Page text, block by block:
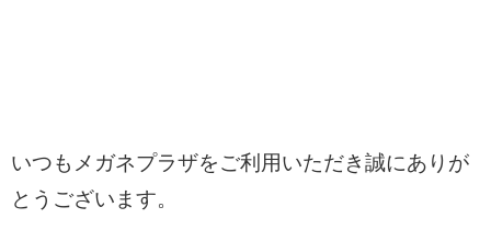
いつもメガネプラザをご利用いただき誠にありが
とうございます。